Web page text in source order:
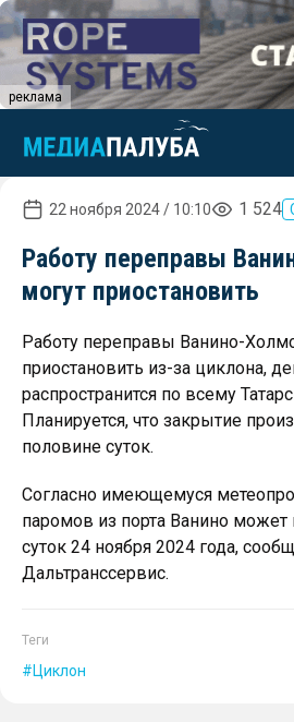
реклама
22 ноября 2024 / 10:10 1 524
Работу переправы
могут приостановить
Работу переправы Ванино-
приостановить из-за циклона,
распространится по всему
Планируется, что закрытие
половине суток.
Согласно имеющемуся
паромов из порта Ванино может
суток 24 ноября 2024 года,
Дальтранссервис.
Теги
Циклон